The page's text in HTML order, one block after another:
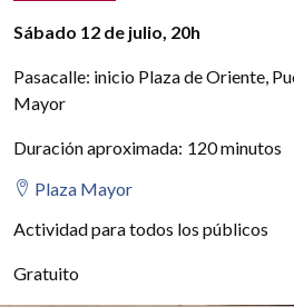
Detalles del evento
Sábado 12 de julio, 20h
Pasacalle: inicio Plaza de Oriente,
Mayor
Duración aproximada: 120 minutos
Plaza Mayor
Actividad para todos los públicos
Precio:
Gratuito